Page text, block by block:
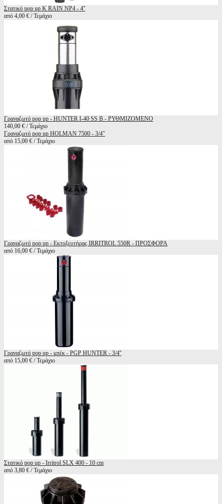
Στατικό pop up K RAIN NP4 - 4''
από 4,00 € / Τεμάχιο
Γραναζωτό pop up - HUNTER I-40 SS B - ΡΥΘΜΙΖΟΜΕΝΟ
140,00 € / Τεμάχιο
Γραναζωτό pop up HOLMAN 7500 - 3/4"
από 15,00 € / Τεμάχιο
Γραναζωτό pop up - Εκτοξευτήρας IRRITROL 550R - ΠΡΟΣΦΟΡΑ
από 16,00 € / Τεμάχιο
Γραναζωτό pop up - μπέκ - PGP HUNTER - 3/4''
από 15,00 € / Τεμάχιο
Στατικό pop up - Irritrol SLX 400 - 10 cm
από 3,80 € / Τεμάχιο